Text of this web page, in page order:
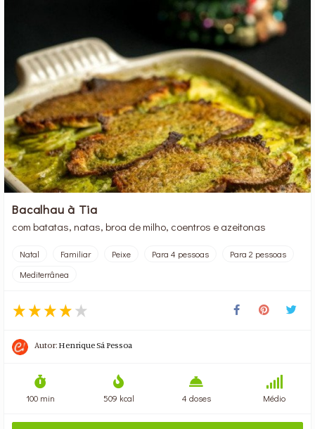
Bacalhau à Tia
com batatas, natas, broa de milho, coentros e azeitonas
Natal Familiar Peixe Para 4 pessoas
Para 2 pessoas
Mediterrânea
Autor: Henrique Sá Pessoa
100 min 509 kcal 4 doses Médio